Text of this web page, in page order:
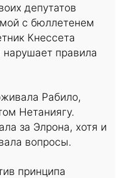
депутатов
с бюллетенем
Кнессета
нарушает правила
Рабило,
Нетаниягу.
за Элрона, хотя и
вопросы.
принципа